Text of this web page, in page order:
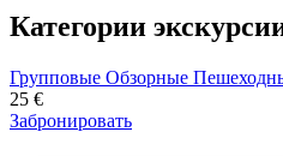
Категории
Групповые Обзорные
25 €
Забронировать